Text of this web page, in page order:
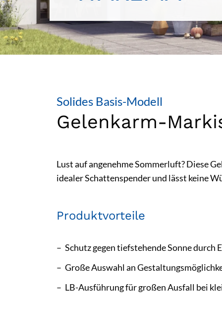
Solides Basis-Modell
Gelenkarm-
Lust auf angenehme Sommerluft? Diese
idealer Schattenspender und lässt keine
Produktvorteile
Schutz gegen tiefstehende Sonne durch
Große Auswahl an
LB-Ausführung für großen Ausfall bei